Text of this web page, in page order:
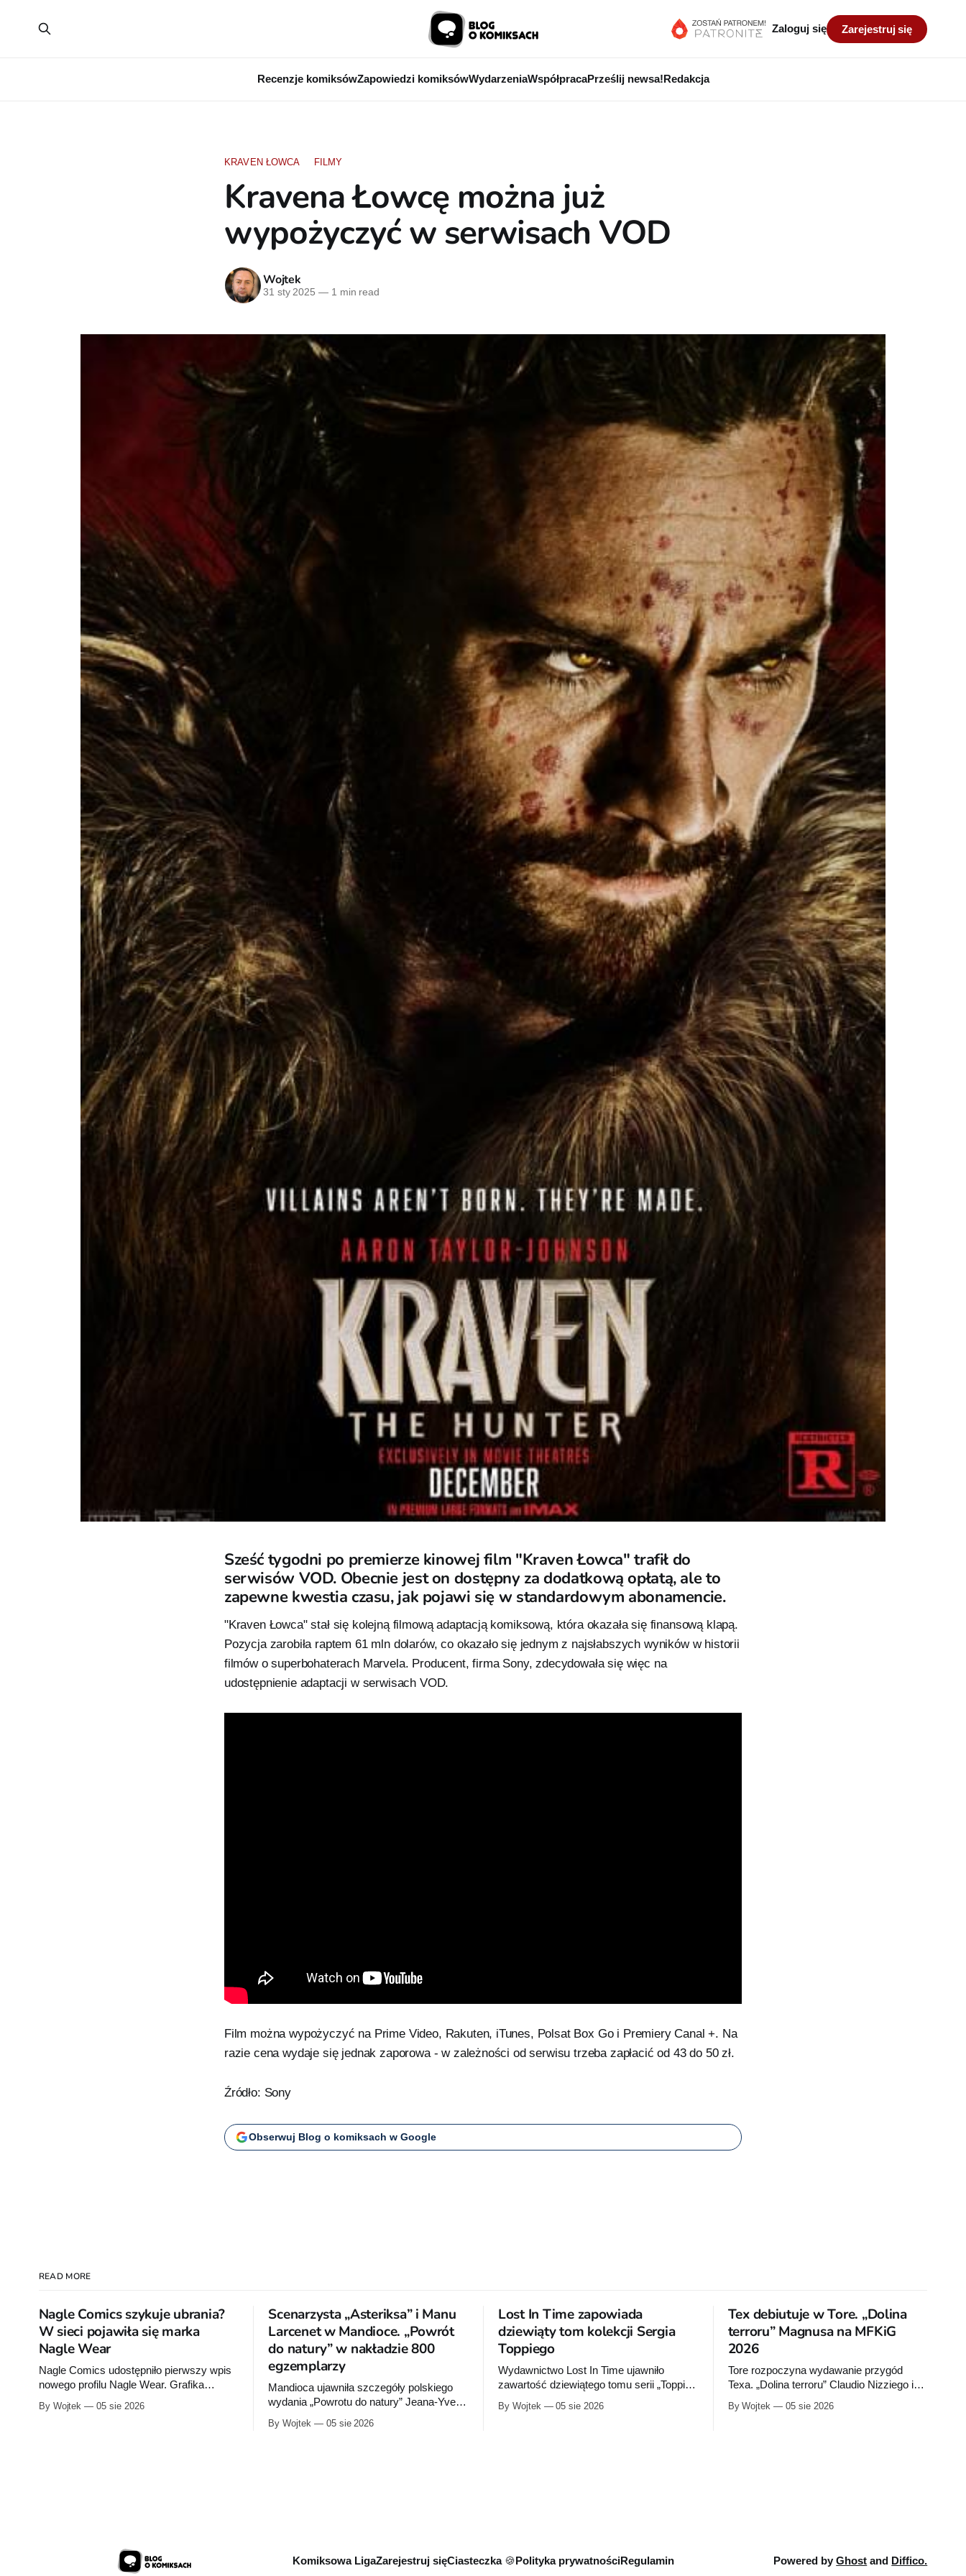
Recenzje komiksówZapowiedzi komiksówWydarzeniaWspółpracaPrześlij newsa!Redakcja
Zaloguj się Zarejestruj się
KRAVEN ŁOWCA FILMY
Kravena Łowcę można już
wypożyczyć w serwisach VOD
Wojtek
31 sty 2025 —1 min read
Sześć tygodni po premierze kinowej film "Kraven Łowca" trafił do
serwisów VOD. Obecnie jest on dostępny za dodatkową opłatą, ale to
zapewne kwestia czasu, jak pojawi się w standardowym abonamencie.
"Kraven Łowca" stał się kolejną filmową adaptacją komiksową, która okazała się finansową klapą.
Pozycja zarobiła raptem 61 mln dolarów, co okazało się jednym z najsłabszych wyników w historii
filmów o superbohaterach Marvela. Producent, firma Sony, zdecydowała się więc na
udostępnienie adaptacji w serwisach VOD.
Film można wypożyczyć na Prime Video, Rakuten, iTunes, Polsat Box Go i Premiery Canal +. Na
razie cena wydaje się jednak zaporowa - w zależności od serwisu trzeba zapłacić od 43 do 50 zł.
Źródło: Sony
Obserwuj Blog o komiksach w Google
READ MORE
Nagle Comics szykuje ubrania?
W sieci pojawiła się marka
Nagle Wear
Nagle Comics udostępniło pierwszy wpis
nowego profilu Nagle Wear. Grafika
na niej informacje „100% cotton”, „Made in
By Wojtek 05 sie 2026
Scenarzysta „Asteriksa” i Manu
Larcenet w Mandioce. „Powrót
do natury” w nakładzie 800
egzemplarzy
Mandioca ujawniła szczegóły polskiego
wydania „Powrotu do natury” Jeana-Yvesa
Sześciotomowa seria trafi do jednego
By Wojtek 05 sie 2026
Lost In Time zapowiada
dziewiąty tom kolekcji Sergia
Toppiego
Wydawnictwo Lost In Time ujawniło
zawartość dziewiątego tomu serii „Toppi.
roku i liczyć około 260 stron.
By Wojtek 05 sie 2026
Tex debiutuje w Tore. „Dolina
terroru” Magnusa na MFKiG
2026
Tore rozpoczyna wydawanie przygód
Texa. „Dolina terroru” Claudio Nizziego i
kolejnym tomem „Julii”. Na Bachanalia
By Wojtek 05 sie 2026
Komiksowa LigaZarejestruj sięCiasteczka 🍪Polityka prywatnościRegulamin Powered byGhost and Diffico.